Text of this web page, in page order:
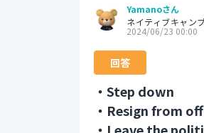
Yamanoさん
ネイティブキャン
2024/06/23 00:00
回答
・Step down
・Resign from
・Leave the